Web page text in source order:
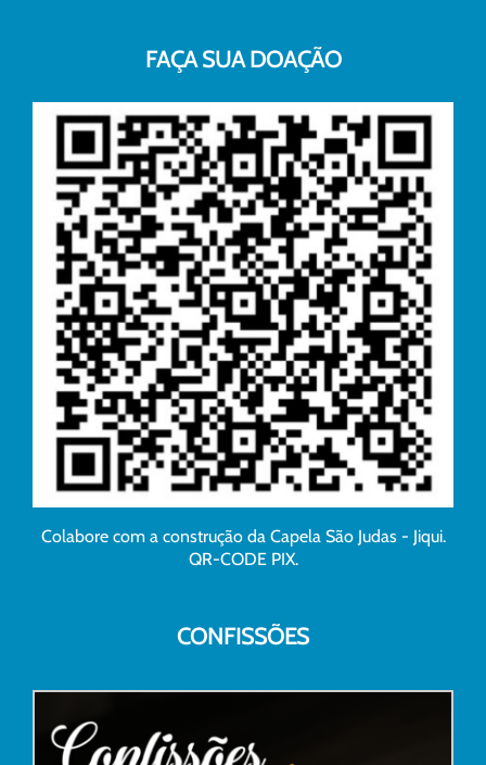
FAÇA SUA DOAÇÃO
Colabore com a construção da Capela São Judas - Jiqui.
QR-CODE PIX.
CONFISSÕES